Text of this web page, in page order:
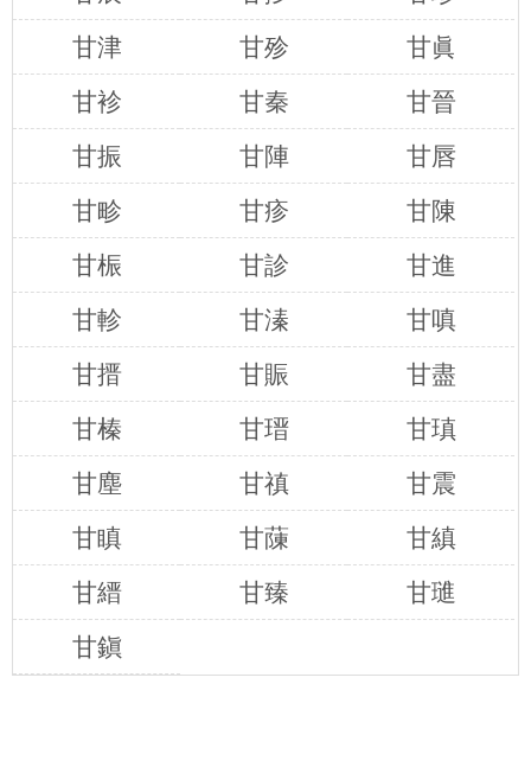
甘津
甘殄
甘眞
甘袗
甘秦
甘晉
甘振
甘陣
甘唇
甘畛
甘疹
甘陳
甘桭
甘診
甘進
甘軫
甘溱
甘嗔
甘搢
甘賑
甘盡
甘榛
甘瑨
甘瑱
甘塵
甘禛
甘震
甘瞋
甘蔯
甘縝
甘縉
甘臻
甘璡
甘鎭